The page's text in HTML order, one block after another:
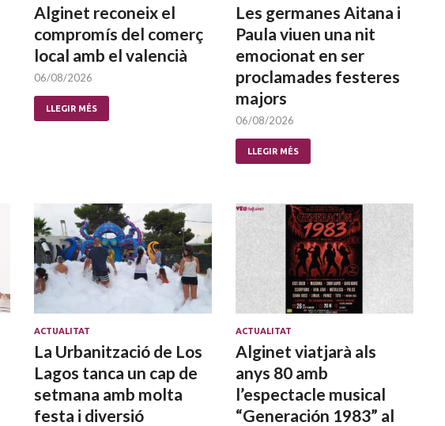
Alginet reconeix el
compromís del comerç
local amb el valencià
06/08/2026
LLEGIR MÉS
Les germanes Aitana i
Paula viuen una nit
emocionat en ser
proclamades festeres
majors
06/08/2026
LLEGIR MÉS
ACTUALITAT
La Urbanització de Los
Lagos tanca un cap de
setmana amb molta
festa i diversió
ACTUALITAT
Alginet viatjarà als
anys 80 amb
l’espectacle musical
“Generación 1983” al